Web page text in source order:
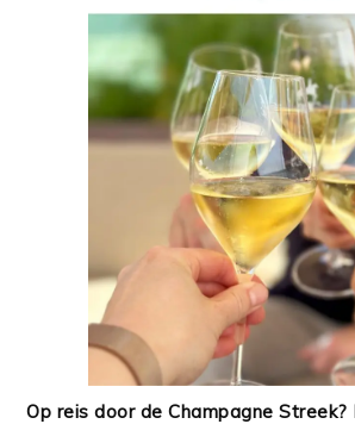
Op reis door de Champagne Streek?